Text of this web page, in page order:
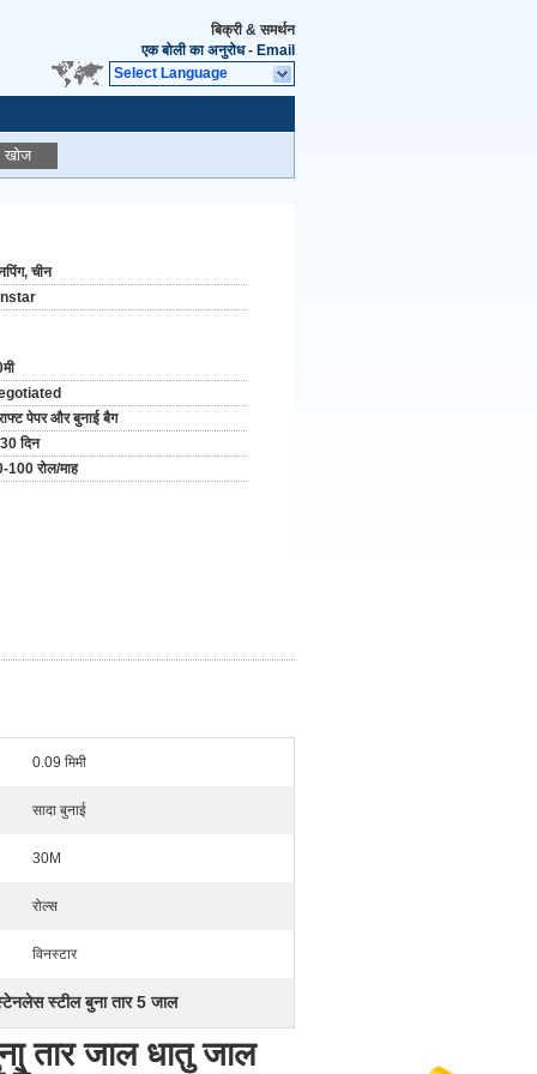
बिक्री & समर्थन
एक बोली का अनुरोध- Email
Select Language
खोज
चीन
पेपर और बुनाई बैग
दिन
100 रोल/माह
0.09 मिमी
सादा बुनाई
30M
रोल्स
विनस्टार
स्टील बुना तार 5 जाल
तार जाल धातु जाल